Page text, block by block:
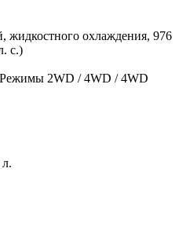
охлаждения, 976
с.)
2WD / 4WD / 4WD